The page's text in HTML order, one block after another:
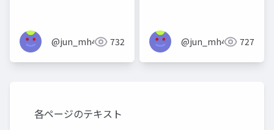
@jun_mh4g732
続けている話
@jun_mh4g727
各ページのテキスト